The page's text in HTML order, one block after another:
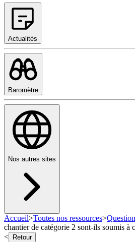
Actualités
Baromètre
Nos autres sites
Accueil>Toutes nos ressources>
chantier de catégorie 2 sont-ils soumis à
<
Retour